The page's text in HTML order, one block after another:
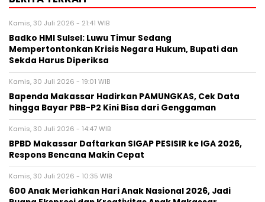
Kamis, 30 Juli 2026 - 21:41 WIB
Badko HMI Sulsel: Luwu Timur Sedang
Mempertontonkan Krisis Negara Hukum, Bupati dan
Sekda Harus Diperiksa
Kamis, 30 Juli 2026 - 19:01 WIB
Bapenda Makassar Hadirkan PAMUNGKAS, Cek Data
hingga Bayar PBB-P2 Kini Bisa dari Genggaman
Kamis, 30 Juli 2026 - 14:47 WIB
BPBD Makassar Daftarkan SIGAP PESISIR ke IGA 2026,
Respons Bencana Makin Cepat
Kamis, 30 Juli 2026 - 10:35 WIB
600 Anak Meriahkan Hari Anak Nasional 2026, Jadi